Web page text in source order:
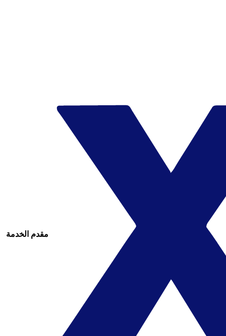
مقدم الخدمة